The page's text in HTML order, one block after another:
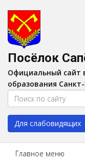
Посёлок
Официальный сайт
образования
Для слабовидящих
Главное меню